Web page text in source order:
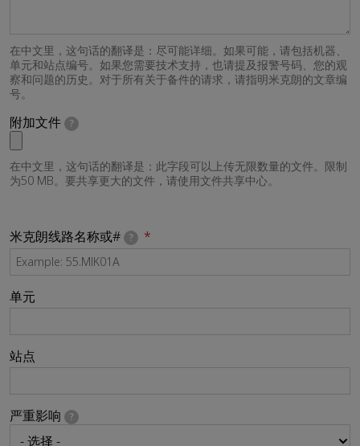
在中文里，这句话的翻译是：尽可能详细。如果可能，请包括机器、
单元和站点编号。如果您需要技术支持，也请提及报警号码、您的观
察和问题的历史。对于所有关于备件的请求，请指明米克朗的文章编
号。
附加文件 ?
在中文里，这句话的翻译是：此字段可以上传无限数量的文件。限制
为50 MB。要共享更大的文件，请使用文件共享中心。
米克朗线路名称或# ?
单元
站点
严重影响 ?